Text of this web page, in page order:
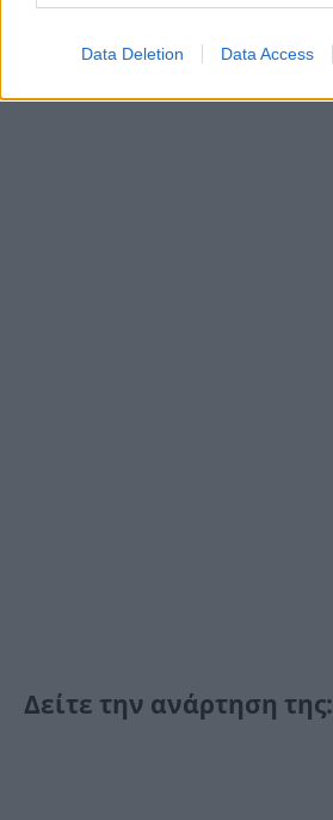
Data Deletion Data Access
σημείωσε στην ανάρτησή της.
Δείτε την ανάρτηση της: